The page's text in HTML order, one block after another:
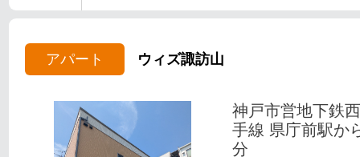
アパート ウィズ諏訪山
神戸市営地下鉄
手線 県庁前駅か
分